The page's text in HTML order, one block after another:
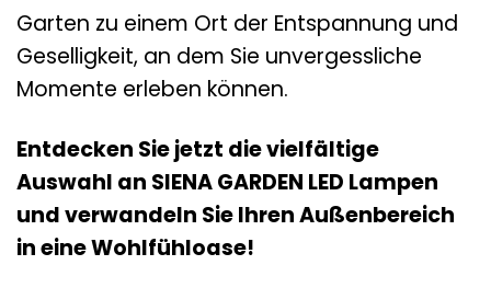
Garten zu einem Ort der Entspannung und
Geselligkeit, an dem Sie unvergessliche
Momente erleben können.
Entdecken Sie jetzt die vielfältige
Auswahl an SIENA GARDEN LED Lampen
und verwandeln Sie Ihren Außenbereich
in eine Wohlfühloase!